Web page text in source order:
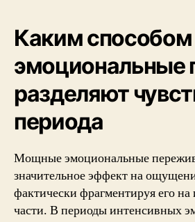
Каким способом
эмоциональные
разделяют
периода
Мощные эмоциональные
значительное эффект на
фактически фрагментируя его
части. В периоды интенсивных